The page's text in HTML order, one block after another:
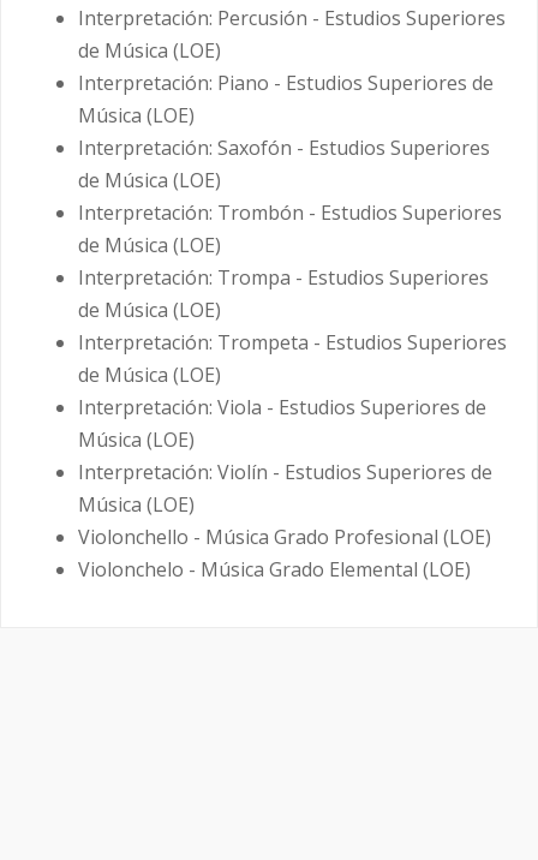
Interpretación: Percusión - Estudios Superiores
de Música (LOE)
Interpretación: Piano - Estudios Superiores de
Música (LOE)
Interpretación: Saxofón - Estudios Superiores
de Música (LOE)
Interpretación: Trombón - Estudios Superiores
de Música (LOE)
Interpretación: Trompa - Estudios Superiores
de Música (LOE)
Interpretación: Trompeta - Estudios Superiores
de Música (LOE)
Interpretación: Viola - Estudios Superiores de
Música (LOE)
Interpretación: Violín - Estudios Superiores de
Música (LOE)
Violonchello - Música Grado Profesional (LOE)
Violonchelo - Música Grado Elemental (LOE)